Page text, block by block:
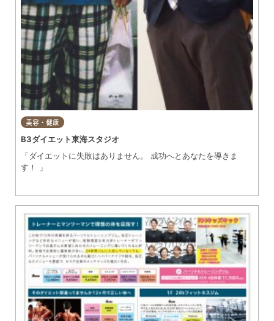
美容・健康
B3ダイエット東海スタジオ
「ダイエットに失敗はありません。 成功へとあなたを導きま
す！ 」